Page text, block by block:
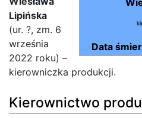
Data
Lipińska
(ur. ?, zm. 6
września
2022 roku) –
kierowniczka produkcji.
Kierownictwo